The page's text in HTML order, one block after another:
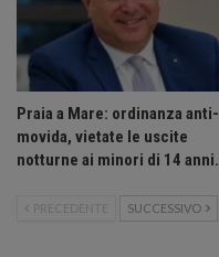
Praia a Mare: ordinanza anti-
movida, vietate le uscite
notturne ai minori di 14 anni.
PRECEDENTE SUCCESSIVO